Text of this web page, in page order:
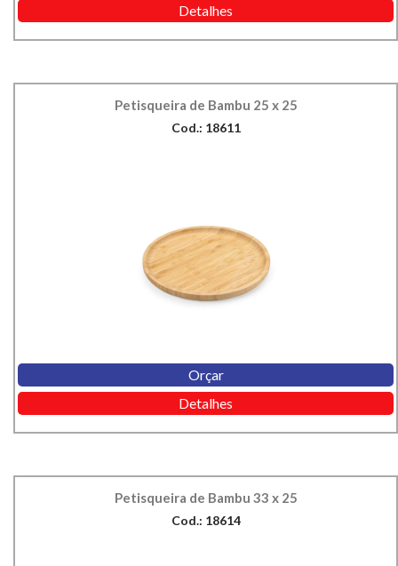
Detalhes
Petisqueira de Bambu 25 x 25
Cod.: 18611
Orçar
Detalhes
Petisqueira de Bambu 33 x 25
Cod.: 18614